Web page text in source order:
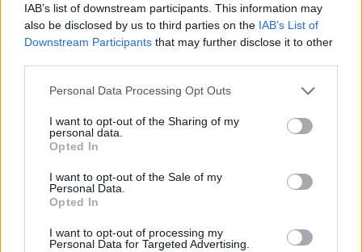
IAB’s list of downstream participants. This information may
also be disclosed by us to third parties on the IAB’s List of
Downstream Participants that may further disclose it to other
Please note that this website/app uses one or more Google
not limited to your visit or usage behaviour. You may click to
grant or deny consent to Google and its third-party tags to
use your data for below specified purposes in below Google
consent section.
Personal Data Processing Opt Outs
I want to opt-out of the Sharing of my
personal data.
Opted In
I want to opt-out of the Sale of my
Personal Data.
Opted In
I want to opt-out of processing my
Personal Data for Targeted Advertising.
Brutalitást és elképesztő
Hellblade II új trailere
2023 december 8. 03:13
A Ninja Theory újfent megmutatta a következő
nagy dobását, viszont nem teljes az örömünk.